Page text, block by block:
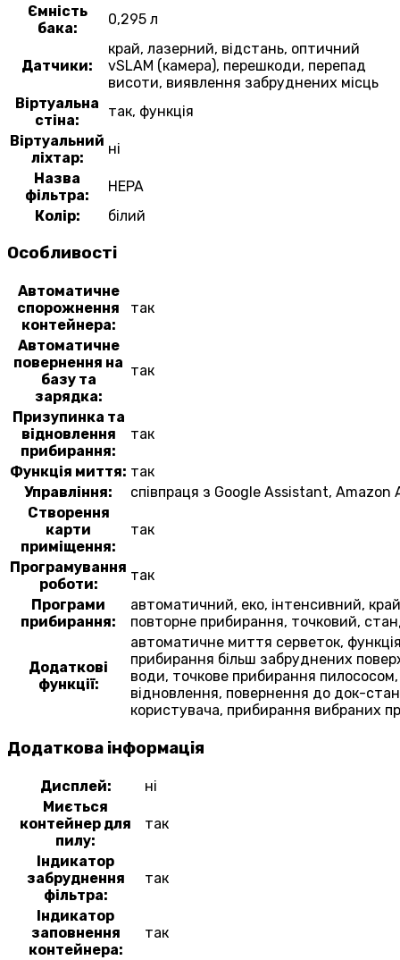
Ємність
бака:
0,295 л
Датчики:
край, лазерний, відстань, оптичний
vSLAM (камера), перешкоди, перепад
висоти, виявлення забруднених місць
Віртуальна
стіна:
так, функція
Віртуальний
ліхтар:
ні
Назва
фільтра:
HEPA
Колір:
білий
Особливості
Автоматичне
спорожнення
контейнера:
так
Автоматичне
повернення на
базу та
зарядка:
так
Призупинка та
відновлення
прибирання:
так
Функція миття: так
Управління:
співпраця з Google Assistant, Amazon
Створення
карти
приміщення:
так
Програмування
роботи:
так
Програми
прибирання:
автоматичний, еко, інтенсивний,
повторне прибирання, точковий,
Додаткові
функції:
автоматичне миття серветок,
прибирання більш забруднених
води, точкове прибирання
відновлення, повернення до док-
користувача, прибирання вибраних
Додаткова інформація
Дисплей:
ні
Миється
контейнер для
пилу:
так
Індикатор
забруднення
фільтра:
так
Індикатор
заповнення
контейнера:
так